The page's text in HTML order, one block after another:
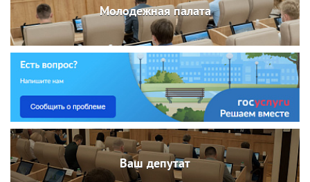
Молодежная палата
Ваш депутат